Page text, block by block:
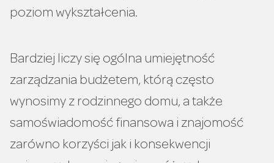
poziom wykształcenia.
Bardziej liczy się ogólna umiejętność
zarządzania budżetem, którą często
wynosimy z rodzinnego domu, a także
samoświadomość finansowa i znajomość
zarówno korzyści jak i konsekwencji